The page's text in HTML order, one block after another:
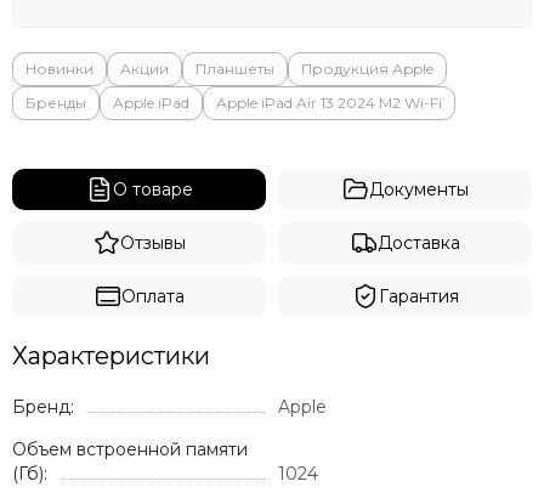
Новинки Акции Планшеты
Продукция Apple
Бренды
Apple iPad Apple iPad Air 13 2024 M2 Wi-Fi
О товаре Документы
Отзывы Доставка
Оплата Гарантия
Характеристики
Бренд:
Apple
Объем встроенной памяти
(Гб):
1024